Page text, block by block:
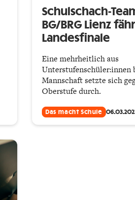
Schulschach-
BG/BRG Lienz
Landesfinale
Eine mehrheitlich aus
Unterstufenschüler:innen
Mannschaft setzte sich
Oberstufe durch.
Das macht Schule